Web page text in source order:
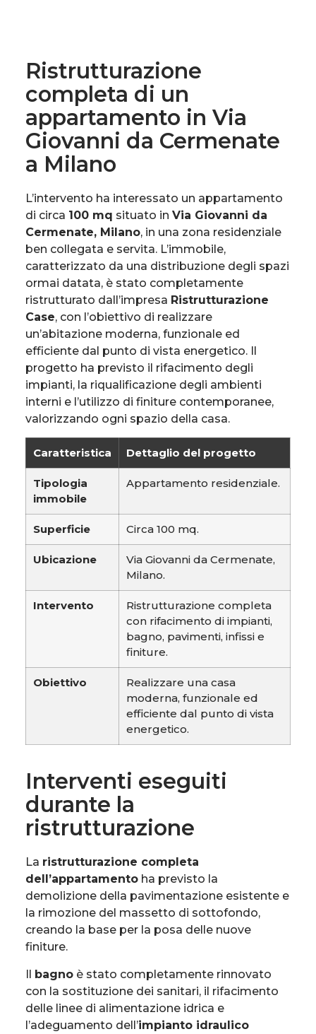
Ristrutturazione
completa di un
appartamento in Via
Giovanni da Cermenate
a Milano
L’intervento ha interessato un appartamento
di circa 100 mq situato in Via Giovanni da
Cermenate, Milano, in una zona residenziale
ben collegata e servita. L’immobile,
caratterizzato da una distribuzione degli spazi
ormai datata, è stato completamente
ristrutturato dall’impresa Ristrutturazione
Case, con l’obiettivo di realizzare
un’abitazione moderna, funzionale ed
efficiente dal punto di vista energetico. Il
progetto ha previsto il rifacimento degli
impianti, la riqualificazione degli ambienti
interni e l’utilizzo di finiture contemporanee,
valorizzando ogni spazio della casa.
Caratteristica Dettaglio del progetto
Tipologia
immobile
Appartamento residenziale.
Superficie Circa 100 mq.
Ubicazione
Via Giovanni da Cermenate,
Milano.
Intervento
Ristrutturazione completa
con rifacimento di impianti,
bagno, pavimenti, infissi e
finiture.
Obiettivo
Realizzare una casa
moderna, funzionale ed
efficiente dal punto di vista
energetico.
Interventi eseguiti
durante la
ristrutturazione
La ristrutturazione completa
dell’appartamento ha previsto la
demolizione della pavimentazione esistente e
la rimozione del massetto di sottofondo,
creando la base per la posa delle nuove
finiture.
Il bagno è stato completamente rinnovato
con la sostituzione dei sanitari, il rifacimento
delle linee di alimentazione idrica e
l’adeguamento dell’impianto idraulico